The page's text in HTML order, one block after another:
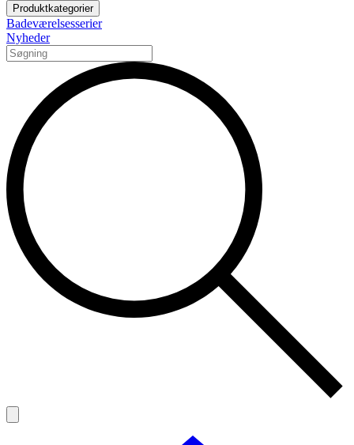
Produktkategorier
Badeværelsesserier
Nyheder